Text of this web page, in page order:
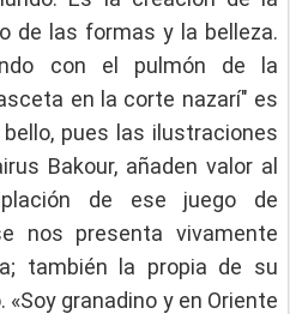
de las formas y la belleza.
con el pulmón de la
en la corte nazarí" es
pues las ilustraciones
Bakour, añaden valor al
de ese juego de
nos presenta vivamente
también la propia de su
granadino y en Oriente